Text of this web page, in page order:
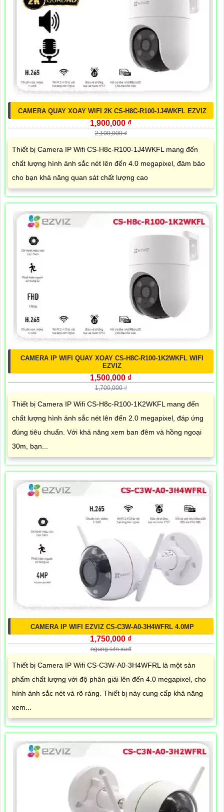
CAMERA QUAY XOAY WIFI 2K CS-H8C-R100-1J4WKFL EZVIZ
1,900,000 ₫
2,100,000 ₫
Thiết bị Camera IP Wifi CS-H8c-R100-1J4WKFL mang đến
chất lượng hình ảnh sắc nét lên đến 4.0 megapixel, đảm bảo
cho bạn khả năng quan sát chất lượng cao
CAMERA IP WIFI QUAY XOAY CS-H8C-R100-1K2WKFL WIFI
EZVIZ
1,500,000 ₫
1,700,000 ₫
Thiết bị Camera IP Wifi CS-H8c-R100-1K2WKFL mang đến
chất lượng hình ảnh sắc nét lên đến 2.0 megapixel, đáp ứng
đúng tiêu chuẩn. Với khả năng xem ban đêm và hồng ngoại
30m, bạn...
CAMERA IP WIFI EZVIZ CS-C3W-A0-3H4WFRL 4.0MP
1,750,000 ₫
ngung s₫n xu₫t
Thiết bị Camera IP Wifi CS-C3W-A0-3H4WFRL là một sản
phẩm chất lượng với độ phân giải lên đến 4.0 megapixel, cho
hình ảnh sắc nét và rõ ràng. Thiết bị này cung cấp khả năng
xem...